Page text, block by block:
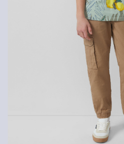
Naturfasern aus erneuerbaren
ressourcenschonend angebaut.
Supporting Better Cotton: Wenn Du
Baumwollprodukte entscheidest,
in die Mission von Better Cotton,
fortzubestehen und zu gedeihen; und
schützen und wiederherzustellen.
landwirtschaftliche Gemeinschaften in
wirtschaftlicher Hinsicht, indem
Anbaumethoden geschult werden.
System der Massenbilanz erzeugt und
möglicherweise kein Better Cotton.